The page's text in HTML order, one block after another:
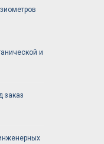
и
заказ